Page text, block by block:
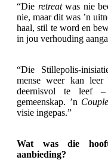
“Die retreatwas nie
nie, maar dit was ’n
haal, stil te word en
in jou verhouding
“Die Stillepolis-
mense weer kan
deernisvol te leef
gemeenskap. ’n
visie ingepas.”
Wat was die
aanbieding?